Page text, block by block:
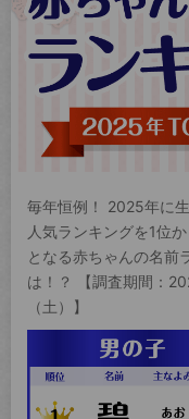
毎年恒例！ 2025年に
人気ランキングを1位
となる赤ちゃんの名前
は！？ 【調査期間：
（土）】